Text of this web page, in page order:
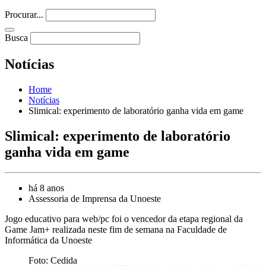
Procurar...
Busca
Notícias
Home
Notícias
Slimical: experimento de laboratório ganha vida em game
Slimical: experimento de laboratório
ganha vida em game
há 8 anos
Assessoria de Imprensa da Unoeste
Jogo educativo para web/pc foi o vencedor da etapa regional da
Game Jam+ realizada neste fim de semana na Faculdade de
Informática da Unoeste
Foto: Cedida